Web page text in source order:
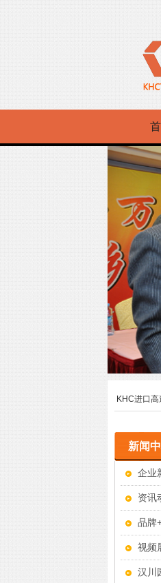
KHC进口
新闻
企业
资讯
品牌
视频
汉川